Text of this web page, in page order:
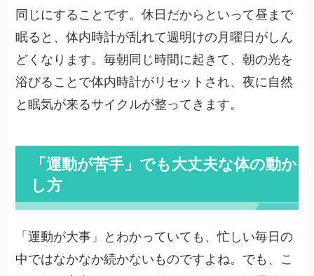
同じにすることです。休日だからといって昼まで
眠ると、体内時計が乱れて週明けの月曜日がしん
どくなります。毎朝同じ時間に起きて、朝の光を
浴びることで体内時計がリセットされ、夜に自然
と眠気が来るサイクルが整ってきます。
「運動が苦手」でも大丈夫な体の動か
し方
「運動が大事」とわかっていても、忙しい毎日の
中ではなかなか続かないものですよね。でも、こ